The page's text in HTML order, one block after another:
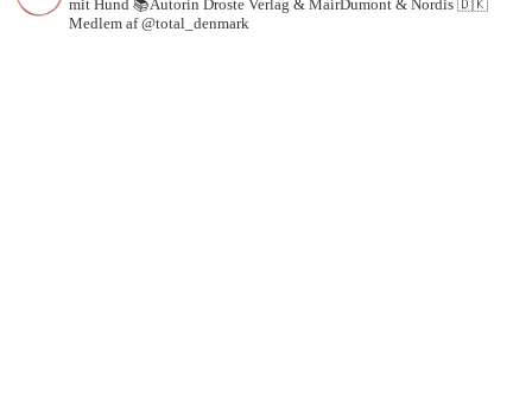
mit Hund 📚Autorin Droste Verlag & MairDumont & Nordis 🇩🇰
Medlem af @total_denmark